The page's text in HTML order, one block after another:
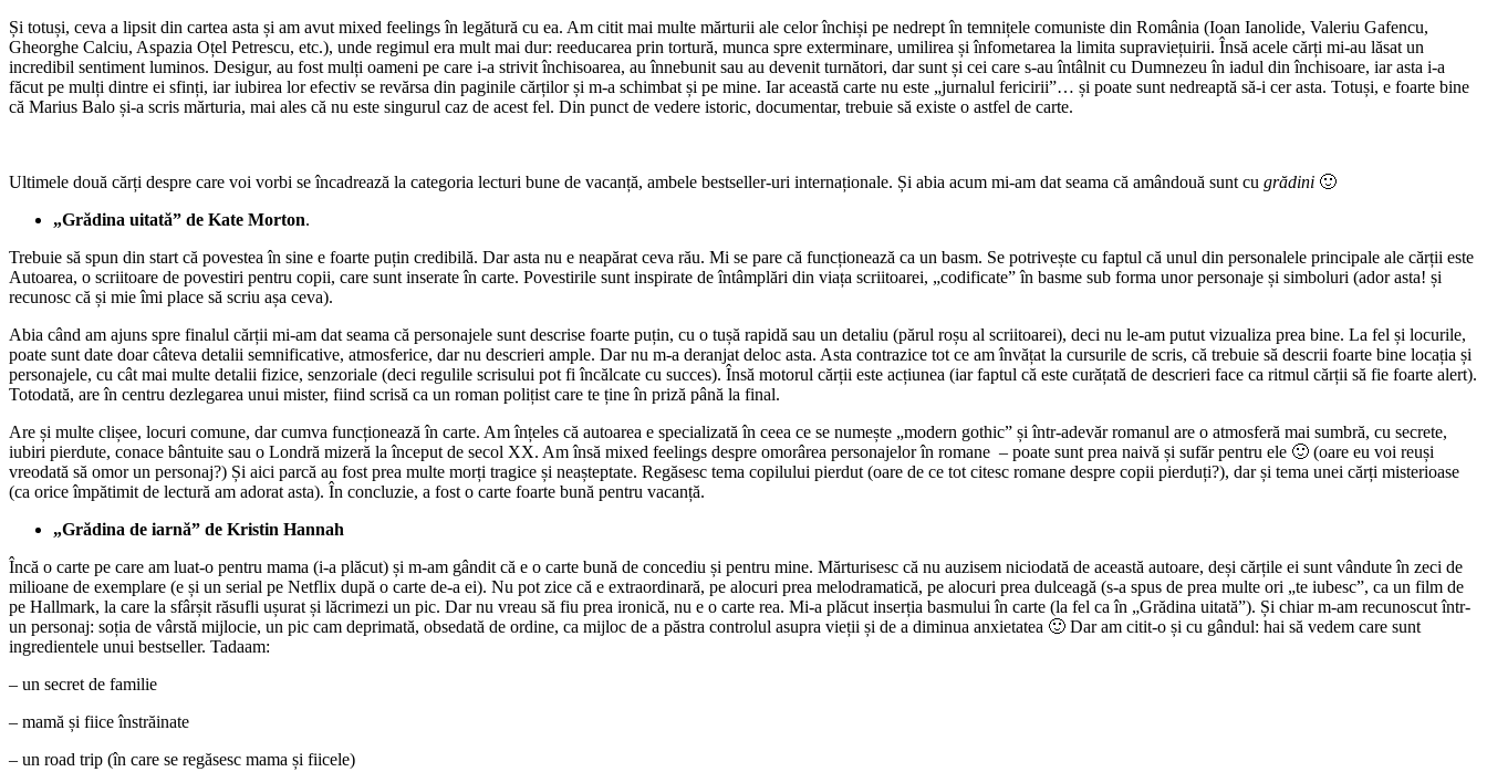
Și totuși, ceva a lipsit din cartea asta și am avut mixed feelings în legătură cu ea. Am citit mai multe mărturii ale celor închiși pe nedrept în temnițele comuniste din România (Ioan Ianolide, Valeriu Gafencu,
Gheorghe Calciu, Aspazia Oțel Petrescu, etc.), unde regimul era mult mai dur: reeducarea prin tortură, munca spre exterminare, umilirea și înfometarea la limita supraviețuirii. Însă acele cărți mi-au lăsat un
incredibil sentiment luminos. Desigur, au fost mulți oameni pe care i-a strivit închisoarea, au înnebunit sau au devenit turnători, dar sunt și cei care s-au întâlnit cu Dumnezeu în iadul din închisoare, iar asta i-a
făcut pe mulți dintre ei sfinți, iar iubirea lor efectiv se revărsa din paginile cărților și m-a schimbat și pe mine. Iar această carte nu este „jurnalul fericirii”… și poate sunt nedreaptă să-i cer asta. Totuși, e foarte bine
că Marius Balo și-a scris mărturia, mai ales că nu este singurul caz de acest fel. Din punct de vedere istoric, documentar, trebuie să existe o astfel de carte.
Ultimele două cărți despre care voi vorbi se încadrează la categoria lecturi bune de vacanță, ambele bestseller-uri internaționale. Și abia acum mi-am dat seama că amândouă sunt cu grădini 🙂
„Grădina uitată” de Kate Morton.
Trebuie să spun din start că povestea în sine e foarte puțin credibilă. Dar asta nu e neapărat ceva rău. Mi se pare că funcționează ca un basm. Se potrivește cu faptul că unul din personalele principale ale cărții este
Autoarea, o scriitoare de povestiri pentru copii, care sunt inserate în carte. Povestirile sunt inspirate de întâmplări din viața scriitoarei, „codificate” în basme sub forma unor personaje și simboluri (ador asta! și
recunosc că și mie îmi place să scriu așa ceva).
Abia când am ajuns spre finalul cărții mi-am dat seama că personajele sunt descrise foarte puțin, cu o tușă rapidă sau un detaliu (părul roșu al scriitoarei), deci nu le-am putut vizualiza prea bine. La fel și locurile,
poate sunt date doar câteva detalii semnificative, atmosferice, dar nu descrieri ample. Dar nu m-a deranjat deloc asta. Asta contrazice tot ce am învățat la cursurile de scris, că trebuie să descrii foarte bine locația și
personajele, cu cât mai multe detalii fizice, senzoriale (deci regulile scrisului pot fi încălcate cu succes). Însă motorul cărții este acțiunea (iar faptul că este curățată de descrieri face ca ritmul cărții să fie foarte alert).
Totodată, are în centru dezlegarea unui mister, fiind scrisă ca un roman polițist care te ține în priză până la final.
Are și multe clișee, locuri comune, dar cumva funcționează în carte. Am înțeles că autoarea e specializată în ceea ce se numește „modern gothic” și într-adevăr romanul are o atmosferă mai sumbră, cu secrete,
iubiri pierdute, conace bântuite sau o Londră mizeră la început de secol XX. Am însă mixed feelings despre omorârea personajelor în romane – poate sunt prea naivă și sufăr pentru ele 🙂 (oare eu voi reuși
vreodată să omor un personaj?) Și aici parcă au fost prea multe morți tragice și neașteptate. Regăsesc tema copilului pierdut (oare de ce tot citesc romane despre copii pierduți?), dar și tema unei cărți misterioase
(ca orice împătimit de lectură am adorat asta). În concluzie, a fost o carte foarte bună pentru vacanță.
„Grădina de iarnă” de Kristin Hannah
Încă o carte pe care am luat-o pentru mama (i-a plăcut) și m-am gândit că e o carte bună de concediu și pentru mine. Mărturisesc că nu auzisem niciodată de această autoare, deși cărțile ei sunt vândute în zeci de
milioane de exemplare (e și un serial pe Netflix după o carte de-a ei). Nu pot zice că e extraordinară, pe alocuri prea melodramatică, pe alocuri prea dulceagă (s-a spus de prea multe ori „te iubesc”, ca un film de
pe Hallmark, la care la sfârșit răsufli ușurat și lăcrimezi un pic. Dar nu vreau să fiu prea ironică, nu e o carte rea. Mi-a plăcut inserția basmului în carte (la fel ca în „Grădina uitată”). Și chiar m-am recunoscut într-
un personaj: soția de vârstă mijlocie, un pic cam deprimată, obsedată de ordine, ca mijloc de a păstra controlul asupra vieții și de a diminua anxietatea 🙂 Dar am citit-o și cu gândul: hai să vedem care sunt
ingredientele unui bestseller. Tadaam:
– un secret de familie
– mamă și fiice înstrăinate
– un road trip (în care se regăsesc mama și fiicele)